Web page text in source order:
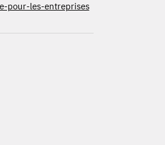
pour-les-entreprises